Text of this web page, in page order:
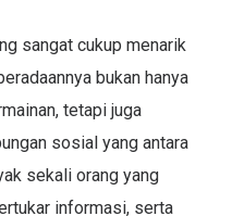
sangat cukup menarik
bukan hanya
tetapi juga
sosial yang antara
sekali orang yang
informasi, serta